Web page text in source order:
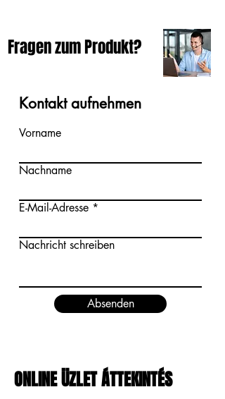
Fragen zum Produkt?
Kontakt aufnehmen
Vorname
Nachname
E-Mail-Adresse
Nachricht schreiben
Absenden
ONLINE ÜZLET ÁTTEKINTÉS